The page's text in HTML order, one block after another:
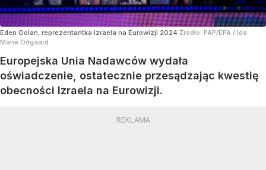
Eden Golan, reprezentantka Izraela na Eurowizji 2024 Źródło: PAP/EPA / Ida
Marie Odgaard
Europejska Unia Nadawców wydała
oświadczenie, ostatecznie przesądzając kwestię
obecności Izraela na Eurowizji.